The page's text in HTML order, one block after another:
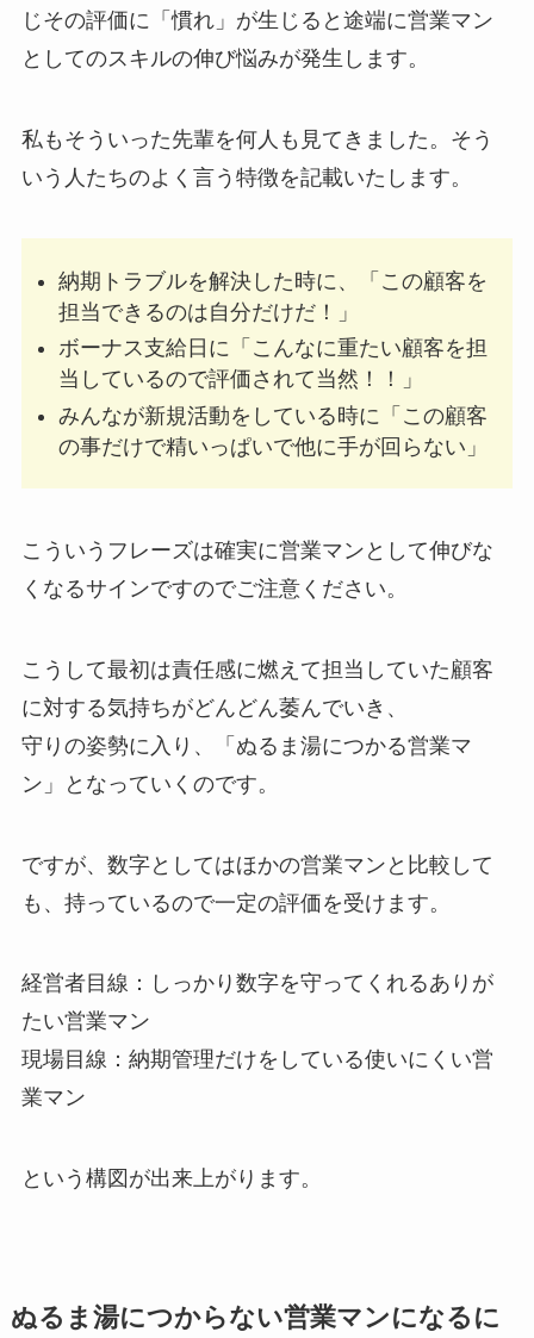
じその評価に「慣れ」が生じると途端に営業マン
としてのスキルの伸び悩みが発生します。
私もそういった先輩を何人も見てきました。そう
いう人たちのよく言う特徴を記載いたします。
納期トラブルを解決した時に、「この顧客を
担当できるのは自分だけだ！」
ボーナス支給日に「こんなに重たい顧客を担
当しているので評価されて当然！！」
みんなが新規活動をしている時に「この顧客
の事だけで精いっぱいで他に手が回らない」
こういうフレーズは確実に営業マンとして伸びな
くなるサインですのでご注意ください。
こうして最初は責任感に燃えて担当していた顧客
に対する気持ちがどんどん萎んでいき、
守りの姿勢に入り、「ぬるま湯につかる営業マ
ン」となっていくのです。
ですが、数字としてはほかの営業マンと比較して
も、持っているので一定の評価を受けます。
経営者目線：しっかり数字を守ってくれるありが
たい営業マン
現場目線：納期管理だけをしている使いにくい営
業マン
という構図が出来上がります。
ぬるま湯につからない営業マンになるに